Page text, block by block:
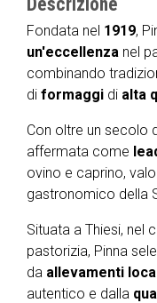
Fondata nel 1919,
un'eccellenza nel
combinando
di formaggi di alta
Con oltre un secolo
affermata come
ovino e caprino,
gastronomico della
Situata a Thiesi, nel
pastorizia, Pinna
da allevamenti
autentico e dalla